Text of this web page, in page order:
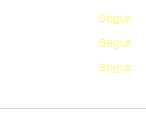
Seguir
Seguir
Seguir